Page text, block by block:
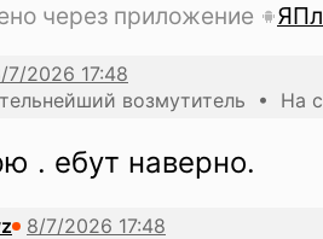
через приложение
возмутитель • На
. ебут наверно.